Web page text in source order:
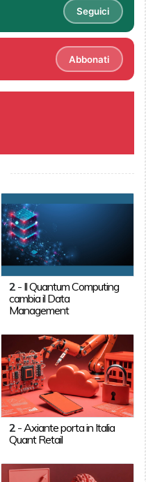
Seguici
Abbonati
2 - Il Quantum Computing
cambia il Data
Management
2 -Axiante porta in Italia
Quant Retail